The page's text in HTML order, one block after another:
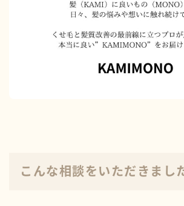
こんな相談をいただきまし